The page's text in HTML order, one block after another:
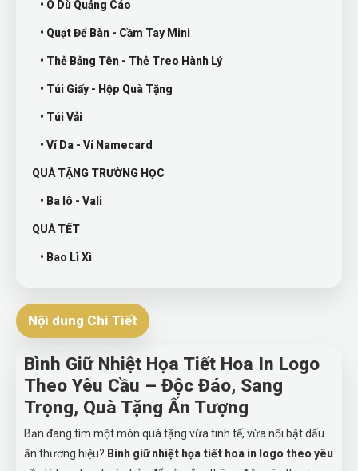
• Ô Dù Quảng Cáo
• Quạt Để Bàn - Cầm Tay Mini
• Thẻ Bảng Tên - Thẻ Treo Hành Lý
• Túi Giấy - Hộp Quà Tặng
• Túi Vải
• Ví Da - Ví Namecard
QUÀ TẶNG TRƯỜNG HỌC
• Ba lô - Vali
QUÀ TẾT
• Bao Lì Xì
Nội dung Chi Tiết
Bình Giữ Nhiệt Họa Tiết Hoa In Logo
Theo Yêu Cầu – Độc Đáo, Sang
Trọng, Quà Tặng Ấn Tượng
Bạn đang tìm một món quà tặng vừa tinh tế, vừa nổi bật dấu
ấn thương hiệu? Bình giữ nhiệt họa tiết hoa in logo theo yêu